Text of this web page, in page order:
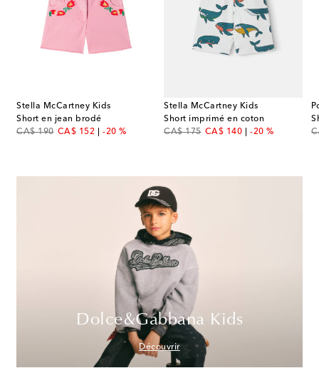
Stella McCartney Kids
Short en jean brodé
CA$ 190
original priceCA$ 152
discount price
-20 %
Stella McCartney Kids
Short imprimé en coton
CA$ 175
original priceCA$ 140
discount price
-20 %
Dolce&Gabbana Kids
Découvrir